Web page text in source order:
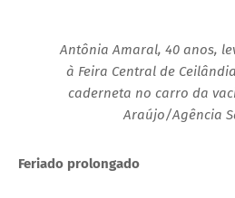
Antônia Amaral, 40 anos,
à Feira Central de
caderneta no carro da
Araújo/Agência
Feriado prolongado